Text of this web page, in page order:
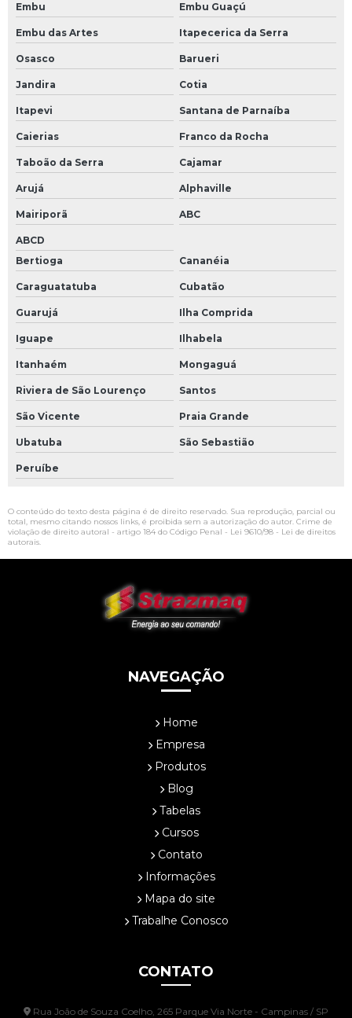
Embu Embu Guaçú
Embu das Artes Itapecerica da Serra
Osasco Barueri
Jandira Cotia
Itapevi Santana de Parnaíba
Caierias Franco da Rocha
Taboão da Serra Cajamar
Arujá Alphaville
Mairiporã ABC
ABCD
Bertioga
Cananéia
Caraguatatuba Cubatão
Guarujá Ilha Comprida
Iguape Ilhabela
Itanhaém Mongaguá
Riviera de São Lourenço Santos
São Vicente Praia Grande
Ubatuba São Sebastião
Peruíbe
O conteúdo do texto desta página é de direito reservado. Sua reprodução, parcial ou
total, mesmo citando nossos links, é proibida sem a autorização do autor. Crime de
violação de direito autoral - artigo 184 do Código Penal - Lei 9610/98 - Lei de direitos
autorais.
NAVEGAÇÃO
Home
Empresa
Produtos
Blog
Tabelas
Cursos
Contato
Informações
Mapa do site
Trabalhe Conosco
CONTATO
Rua João de Souza Coelho, 265 Parque Via Norte - Campinas / SP